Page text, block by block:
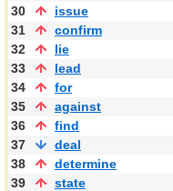
30
issue
31
confirm
32
lie
33
lead
34
for
35
against
36
find
37
deal
38
determine
39
state